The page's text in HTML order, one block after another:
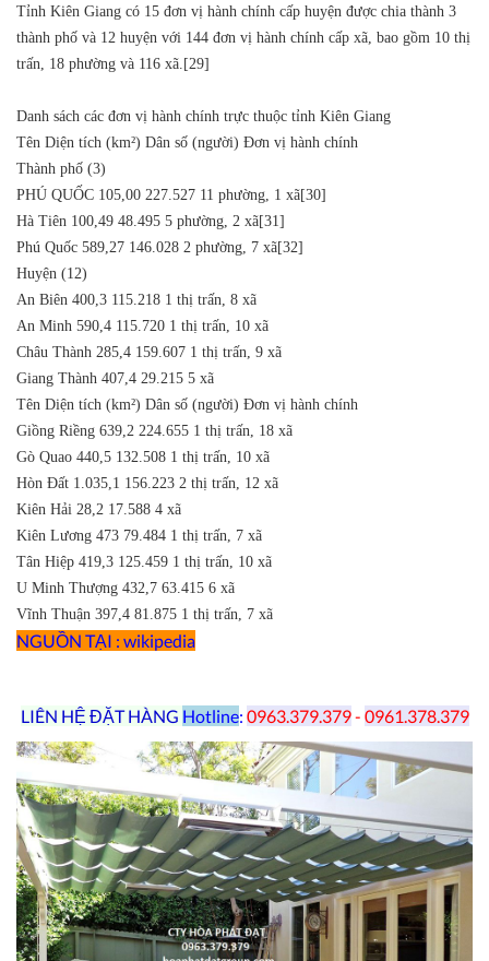
Tỉnh Kiên Giang có 15 đơn vị hành chính cấp huyện được chia thành 3
thành phố và 12 huyện với 144 đơn vị hành chính cấp xã, bao gồm 10 thị
trấn, 18 phường và 116 xã.[29]
Danh sách các đơn vị hành chính trực thuộc tỉnh Kiên Giang
Tên Diện tích (km²) Dân số (người) Đơn vị hành chính
Thành phố (3)
PHÚ QUỐC 105,00 227.527 11 phường, 1 xã[30]
Hà Tiên 100,49 48.495 5 phường, 2 xã[31]
Phú Quốc 589,27 146.028 2 phường, 7 xã[32]
Huyện (12)
An Biên 400,3 115.218 1 thị trấn, 8 xã
An Minh 590,4 115.720 1 thị trấn, 10 xã
Châu Thành 285,4 159.607 1 thị trấn, 9 xã
Giang Thành 407,4 29.215 5 xã
Tên Diện tích (km²) Dân số (người) Đơn vị hành chính
Giồng Riềng 639,2 224.655 1 thị trấn, 18 xã
Gò Quao 440,5 132.508 1 thị trấn, 10 xã
Hòn Đất 1.035,1 156.223 2 thị trấn, 12 xã
Kiên Hải 28,2 17.588 4 xã
Kiên Lương 473 79.484 1 thị trấn, 7 xã
Tân Hiệp 419,3 125.459 1 thị trấn, 10 xã
U Minh Thượng 432,7 63.415 6 xã
Vĩnh Thuận 397,4 81.875 1 thị trấn, 7 xã
NGUỒN TẠI : wikipedia
LIÊN HỆ ĐẶT HÀNG Hotline: 0963.379.379- 0961.378.379